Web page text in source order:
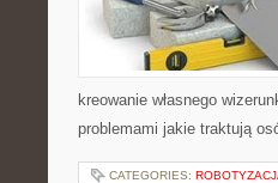
kreowanie własnego
problemami jakie traktują
CATEGORIES: